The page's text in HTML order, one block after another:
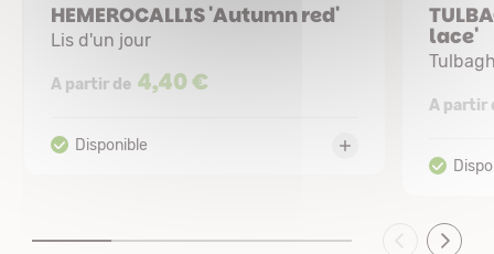
HEMEROCALLIS 'Autumn red'
Lis d'un jour
A partir de 4,40 €
lace'
A partir